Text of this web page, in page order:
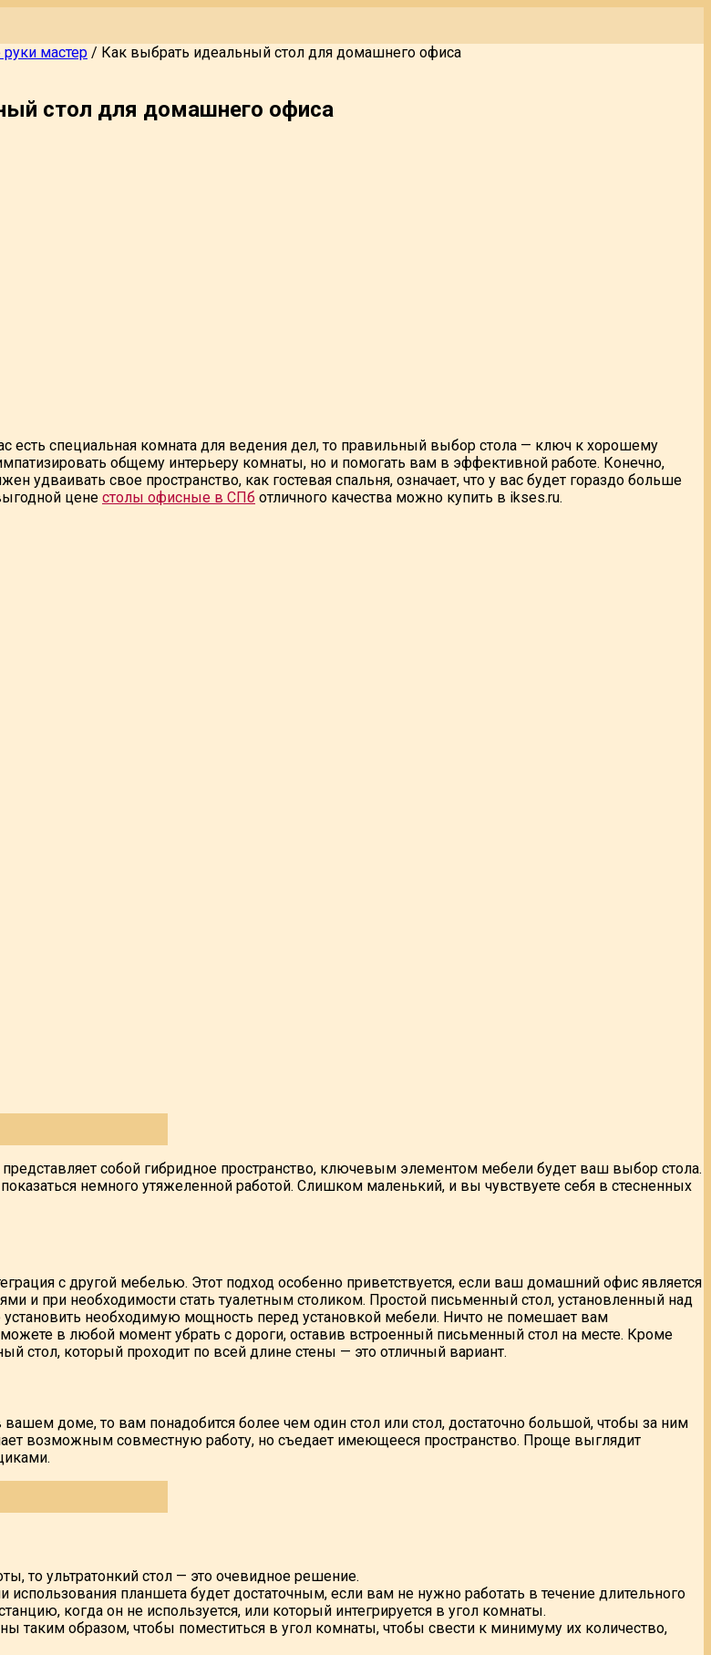
руки мастер / Как выбрать идеальный стол для домашнего офиса
стол для домашнего офиса
есть специальная комната для ведения дел, то правильный выбор стола — ключ к хорошему
общему интерьеру комнаты, но и помогать вам в эффективной работе. Конечно,
удваивать свое пространство, как гостевая спальня, означает, что у вас будет гораздо больше
цене столы офисные в СПб отличного качества можно купить в ikses.ru.
собой гибридное пространство, ключевым элементом мебели будет ваш выбор стола.
немного утяжеленной работой. Слишком маленький, и вы чувствуете себя в стесненных
с другой мебелью. Этот подход особенно приветствуется, если ваш домашний офис является
и при необходимости стать туалетным столиком. Простой письменный стол, установленный над
необходимую мощность перед установкой мебели. Ничто не помешает вам
в любой момент убрать с дороги, оставив встроенный письменный стол на месте. Кроме
стол, который проходит по всей длине стены — это отличный вариант.
доме, то вам понадобится более чем один стол или стол, достаточно большой, чтобы за ним
возможным совместную работу, но съедает имеющееся пространство. Проще выглядит
то ультратонкий стол — это очевидное решение.
планшета будет достаточным, если вам не нужно работать в течение длительного
когда он не используется, или который интегрируется в угол комнаты.
таким образом, чтобы поместиться в угол комнаты, чтобы свести к минимуму их количество,